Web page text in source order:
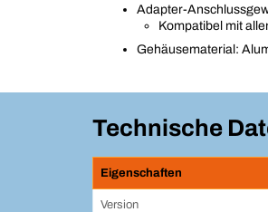
Adapter-
Kompatibel mit
Gehäusematerial:
Technische
Eigenschaften
Version